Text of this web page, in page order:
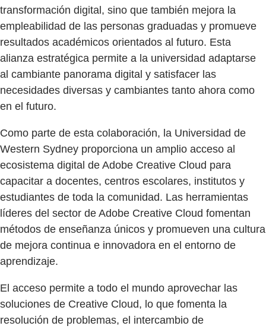
transformación digital, sino que también mejora la
empleabilidad de las personas graduadas y promueve
resultados académicos orientados al futuro. Esta
alianza estratégica permite a la universidad adaptarse
al cambiante panorama digital y satisfacer las
necesidades diversas y cambiantes tanto ahora como
en el futuro.
Como parte de esta colaboración, la Universidad de
Western Sydney proporciona un amplio acceso al
ecosistema digital de Adobe Creative Cloud para
capacitar a docentes, centros escolares, institutos y
estudiantes de toda la comunidad. Las herramientas
líderes del sector de Adobe Creative Cloud fomentan
métodos de enseñanza únicos y promueven una cultura
de mejora continua e innovadora en el entorno de
aprendizaje.
El acceso permite a todo el mundo aprovechar las
soluciones de Creative Cloud, lo que fomenta la
resolución de problemas, el intercambio de